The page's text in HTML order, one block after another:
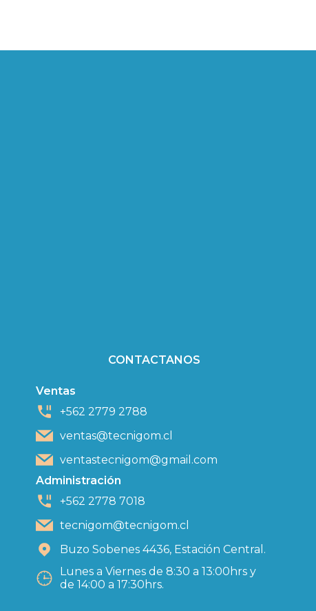
CONTACTANOS
Ventas
+562 2779 2788
ventas@tecnigom.cl
ventastecnigom@gmail.com
Administración
+562 2778 7018
tecnigom@tecnigom.cl
Buzo Sobenes 4436, Estación Central.
Lunes a Viernes de 8:30 a 13:00hrs y
de 14:00 a 17:30hrs.